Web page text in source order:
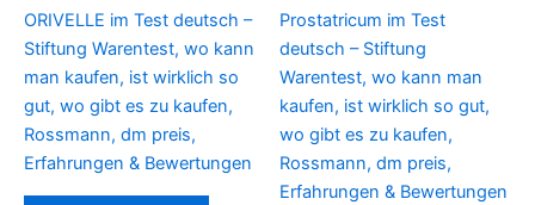
ORIVELLE im Test deutsch –
Stiftung Warentest, wo kann
man kaufen, ist wirklich so
gut, wo gibt es zu kaufen,
Rossmann, dm preis,
Erfahrungen & Bewertungen
Prostatricum im Test
deutsch – Stiftung
Warentest, wo kann man
kaufen, ist wirklich so gut,
wo gibt es zu kaufen,
Rossmann, dm preis,
Erfahrungen & Bewertungen